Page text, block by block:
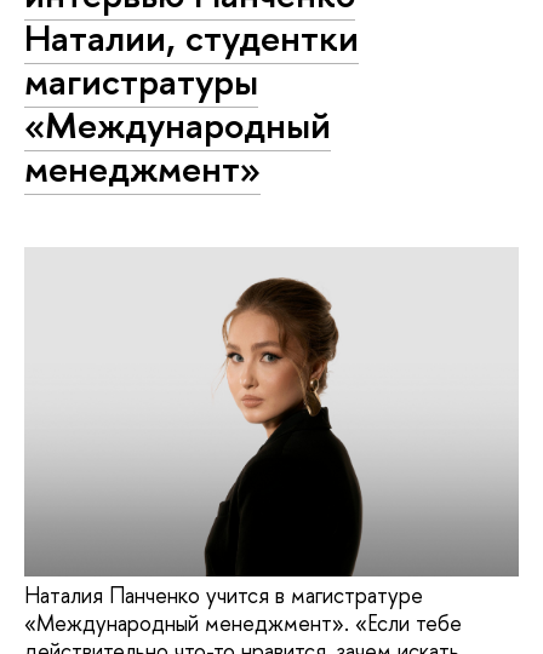
Наталии, студентки
магистратуры
«Международный
менеджмент»
Наталия Панченко учится в магистратуре
«Международный менеджмент». «Если тебе